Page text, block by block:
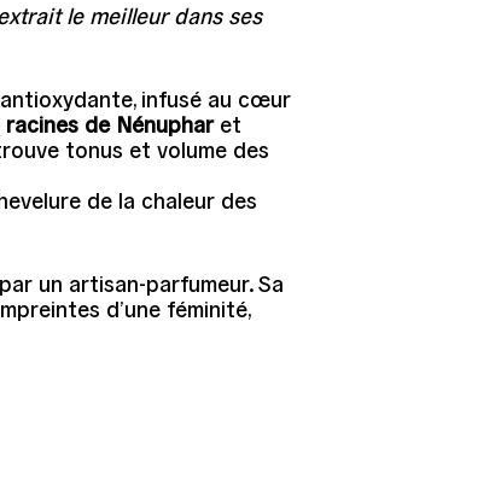
le meilleur dans ses
infusé au cœur
racines de Nénupharet
tonus et volume des
de la chaleur des
un artisan-parfumeur. Sa
d’une féminité,